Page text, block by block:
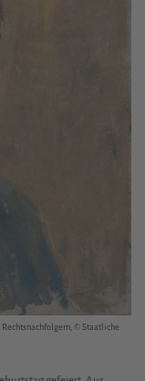
© Staatliche